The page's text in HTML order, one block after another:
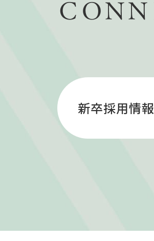
新卒採用情報